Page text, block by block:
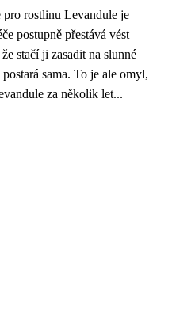
pro rostlinu Levandule je
postupně přestává vést
stačí ji zasadit na slunné
sama. To je ale omyl,
za několik let...